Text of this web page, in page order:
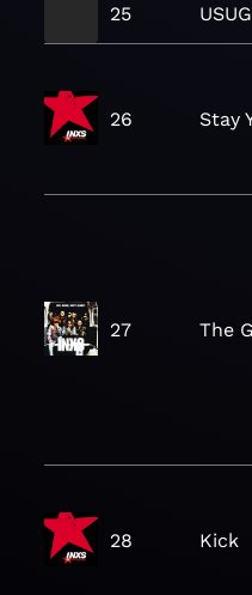
25
26 Stay
27 The
28 Kick